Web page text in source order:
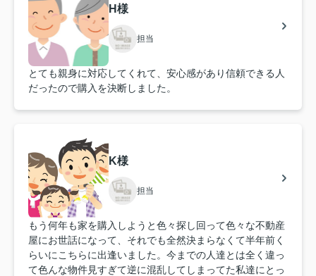
H様
担当
とても親身に対応してくれて、安心感があり信頼できる人
だったので購入を決断しました。
K様
担当
もう何年も家を購入しようと色々探し回って色々な不動産
屋にお世話になって、それでも全然決まらなくて半年前く
らいにこちらに出逢いました。今までの人達とは全く違っ
て色んな物件見すぎて逆に混乱してしまってた私達にとっ